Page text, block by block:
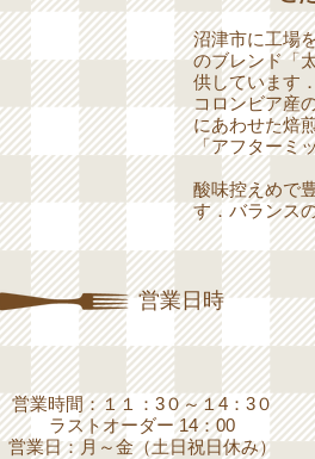
沼津市に工場
のブレンド「
供しています
コロンビア産
にあわせた焙
「アフターミ
酸味控えめで
す．バランス
営業日時
営業時間：１１：3０～１4：3０
​ラストオーダー 14：00
営業日：月～金（土日祝日休み）